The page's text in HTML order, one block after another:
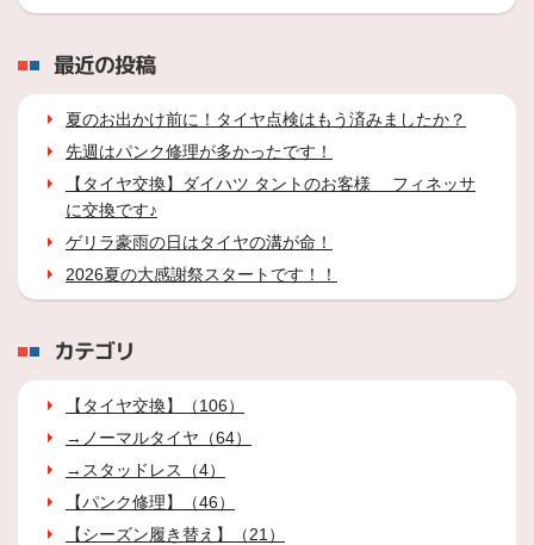
最近の投稿
夏のお出かけ前に！タイヤ点検はもう済みましたか？
先週はパンク修理が多かったです！
【タイヤ交換】ダイハツ タントのお客様 フィネッサ
に交換です♪
ゲリラ豪雨の日はタイヤの溝が命！
2026夏の大感謝祭スタートです！！
カテゴリ
【タイヤ交換】（106）
→ノーマルタイヤ（64）
→スタッドレス（4）
【パンク修理】（46）
【シーズン履き替え】（21）